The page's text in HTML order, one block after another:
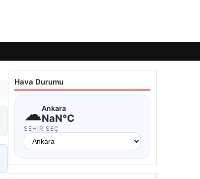
Hava Durumu
☁Ankara
NaN°C
ŞEHIR SEÇ